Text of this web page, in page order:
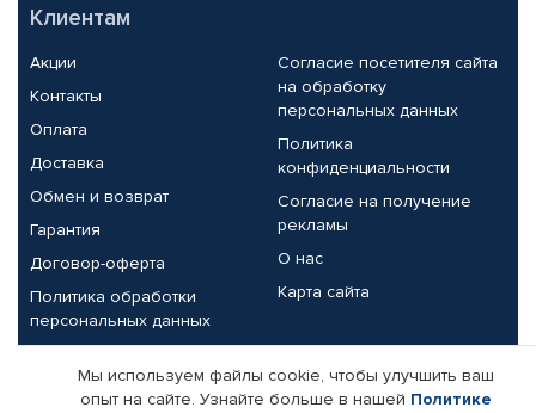
Клиентам
Акции
Контакты
Оплата
Доставка
Обмен и возврат
Гарантия
Договор-оферта
Политика обработки
персональных данных
Согласие посетителя сайта
на обработку
персональных данных
Политика
конфиденциальности
Согласие на получение
рекламы
О нас
Карта сайта
Партнерам
Мы используем файлы cookie, чтобы улучшить ваш
опыт на сайте. Узнайте больше в нашей Политике